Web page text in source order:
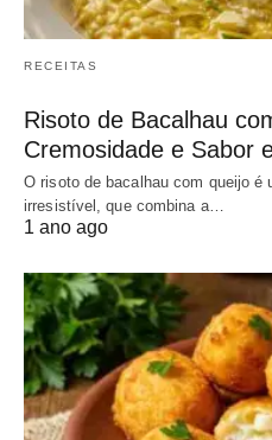
RECEITAS
Risoto de Bacalhau
Cremosidade e Sabor
O risoto de bacalhau com queijo é
irresistível, que combina a…
1 ano ago